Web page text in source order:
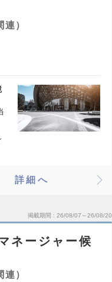
）
詳細へ
掲載期間 26/08/07～26/08/20
ネージャー候
）